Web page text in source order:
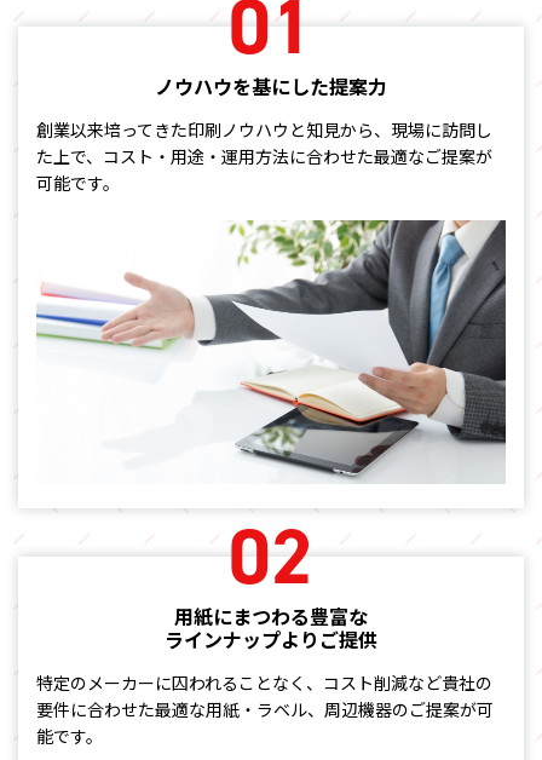
01
ノウハウを基にした提案力
創業以来培ってきた印刷ノウハウと知見から、現場に訪問し
た上で、コスト・用途・運用方法に合わせた最適なご提案が
可能です。
02
用紙にまつわる豊富な
ラインナップよりご提供
特定のメーカーに囚われることなく、コスト削減など貴社の
要件に合わせた最適な用紙・ラベル、周辺機器のご提案が可
能です。